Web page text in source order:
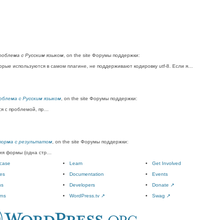
с Русским языком , on the site Форумы поддержки:
используются в самом плагине, не поддерживают кодировку utf-8. Если я…
с Русским языком , on the site Форумы поддержки:
с проблемой, пр…
с результатом , on the site Форумы поддержки:
формы (одна стр…
Learn
Documentation
Developers
WordPress.tv ↗
Get Involved
Events
Donate ↗
Swag ↗